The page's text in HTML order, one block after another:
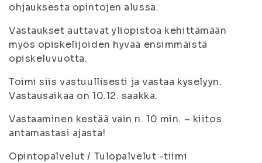
ohjauksesta opintojen alussa.
Vastaukset auttavat yliopistoa kehittämään
myös opiskelijoiden hyvää ensimmäistä
opiskeluvuotta.
Toimi siis vastuullisesti ja vastaa kyselyyn.
Vastausaikaa on 10.12. saakka.
Vastaaminen kestää vain n. 10 min. – kiitos
antamastasi ajasta!
Opintopalvelut / Tulopalvelut -tiimi